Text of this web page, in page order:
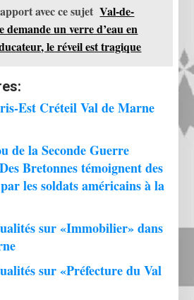
avec ce sujet Val-de-
un verre d’eau en
le réveil est tragique
Est Créteil Val de Marne
de la Seconde Guerre
Bretonnes témoignent des
les soldats américains à la
sur «Immobilier» dans
sur «Préfecture du Val